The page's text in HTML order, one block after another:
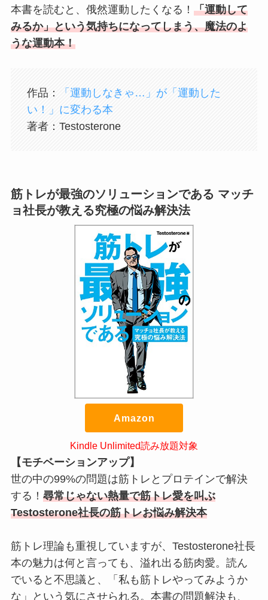
本書を読むと、俄然運動したくなる！ 「運動して
みるか」という気持ちになってしまう、魔法のよ
うな運動本！
作品：
「運動しなきゃ…」が「運動した
い！」に変わる本
著者：Testosterone
筋トレが最強のソリューションである マッチ
ョ社長が教える究極の悩み解決法
Amazon
Kindle Unlimited読み放題対象
【モチベーションアップ】
世の中の99%の問題は筋トレとプロテインで解決
する！ 尋常じゃない熱量で筋トレ愛を叫ぶ
Testosterone社長の筋トレお悩み解決本
筋トレ理論も重視していますが、Testosterone社長
本の魅力は何と言っても、溢れ出る筋肉愛。読ん
でいると不思議と、「私も筋トレやってみようか
な」という気にさせられる。本書の問題解決も、